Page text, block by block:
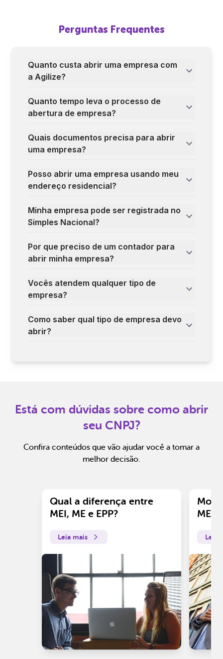
Perguntas Frequentes
Quanto custa abrir uma empresa com
a Agilize?
Quanto tempo leva o processo de
abertura de empresa?
Quais documentos precisa para abrir
uma empresa?
Posso abrir uma empresa usando meu
endereço residencial?
Minha empresa pode ser registrada no
Simples Nacional?
Por que preciso de um contador para
abrir minha empresa?
Vocês atendem qualquer tipo de
empresa?
Como saber qual tipo de empresa devo
abrir?
Está com dúvidas sobre como abrir
seu CNPJ?
Confira conteúdos que vão ajudar você a tomar a
melhor decisão.
Qual a diferença entre
MEI, ME e EPP?
Leia mais
ME?
Leia